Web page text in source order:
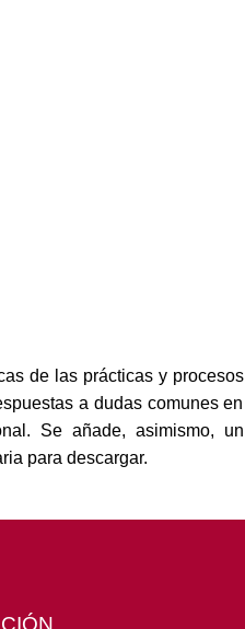
de las prácticas y procesos
a dudas comunes en
Se añade, asimismo, un
para descargar.